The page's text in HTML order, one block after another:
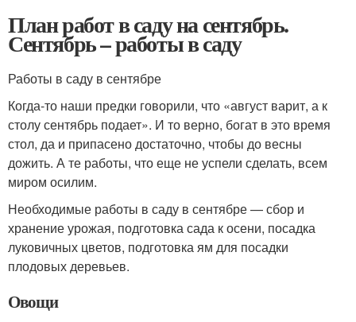
План работ в саду на сентябрь.
Сентябрь – работы в саду
Работы в саду в сентябре
Когда-то наши предки говорили, что «август варит, а к
столу сентябрь подает». И то верно, богат в это время
стол, да и припасено достаточно, чтобы до весны
дожить. А те работы, что еще не успели сделать, всем
миром осилим.
Необходимые работы в саду в сентябре — сбор и
хранение урожая, подготовка сада к осени, посадка
луковичных цветов, подготовка ям для посадки
плодовых деревьев.
Овощи